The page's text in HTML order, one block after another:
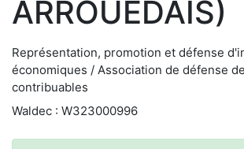
ARROUEDAIS)
Représentation, promotion et défense
économiques / Association de défense
contribuables
Waldec : W323000996